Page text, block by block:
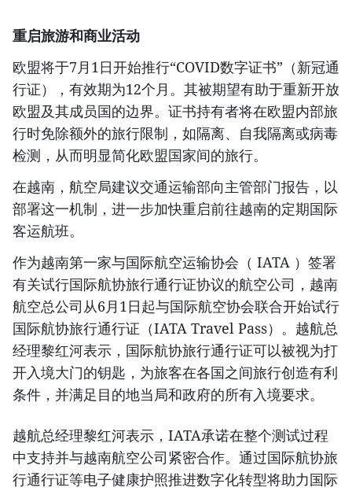
重启旅游和商业活动
欧盟将于7月1日开始推行“COVID数字证书”（新冠通
行证），有效期为12个月。其被期望有助于重新开放
欧盟及其成员国的边界。证书持有者将在欧盟内部旅
行时免除额外的旅行限制，如隔离、自我隔离或病毒
检测，从而明显简化欧盟国家间的旅行。
在越南，航空局建议交通运输部向主管部门报告，以
部署这一机制，进一步加快重启前往越南的定期国际
客运航班。
作为越南第一家与国际航空运输协会（ IATA ）签署
有关试行国际航协旅行通行证协议的航空公司，越南
航空总公司从6月1日起与国际航空协会联合开始试行
国际航协旅行通行证（IATA Travel Pass）。越航总
经理黎红河表示，国际航协旅行通行证可以被视为打
开入境大门的钥匙，为旅客在各国之间旅行创造有利
条件，并满足目的地当局和政府的所有入境要求。
越航总经理黎红河表示，IATA承诺在整个测试过程
中支持并与越南航空公司紧密合作。通过国际航协旅
行通行证等电子健康护照推进数字化转型将助力国际